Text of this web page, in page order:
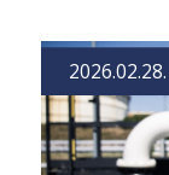
2026.02.28.